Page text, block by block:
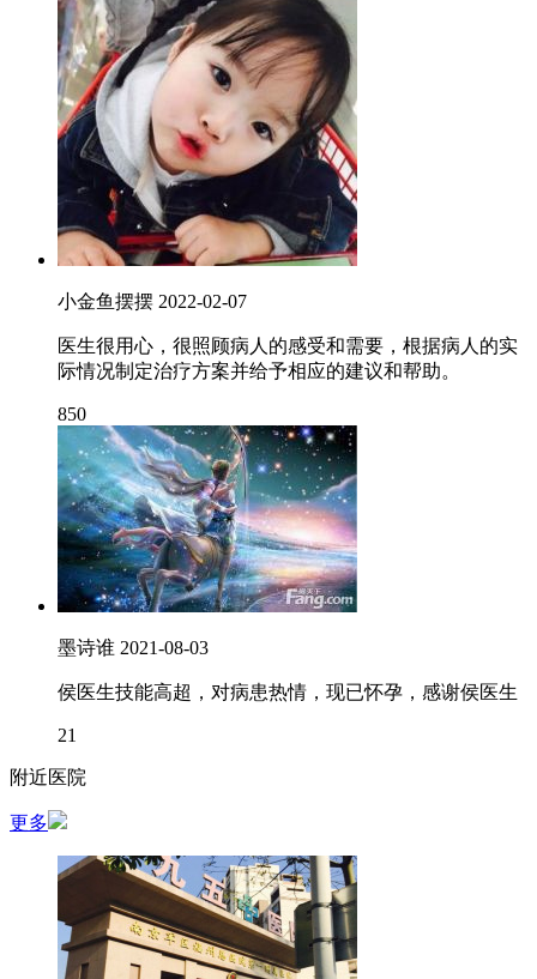
小金鱼摆摆 2022-02-07
医生很用心，很照顾病人的感受和需要，根据病人的实
际情况制定治疗方案并给予相应的建议和帮助。
850
墨诗谁 2021-08-03
侯医生技能高超，对病患热情，现已怀孕，感谢侯医生
21
附近医院
更多